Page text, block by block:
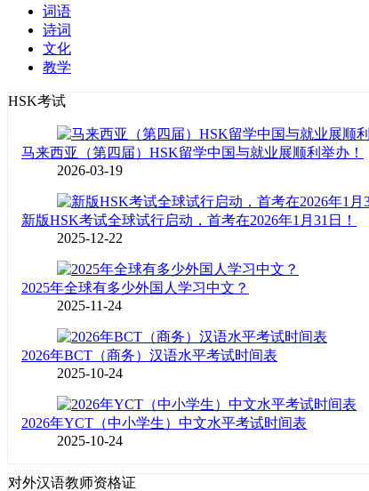
词语
诗词
文化
教学
HSK考试
马来西亚（第四届）HSK留学中国与就业展顺利举办！
2026-03-19
新版HSK考试全球试行启动，首考在2026年1月31日！
2025-12-22
2025年全球有多少外国人学习中文？
2025-11-24
2026年BCT（商务）汉语水平考试时间表
2025-10-24
2026年YCT（中小学生）中文水平考试时间表
2025-10-24
对外汉语教师资格证